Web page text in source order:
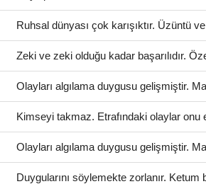
Ruhsal dünyası çok karışıktır. Üzüntü
Zeki ve zeki olduğu kadar başarılıdır.
Olayları algılama duygusu gelişmiştir.
Kimseyi takmaz. Etrafındaki olaylar onu
Olayları algılama duygusu gelişmiştir.
Duygularını söylemekte zorlanır. Ketum